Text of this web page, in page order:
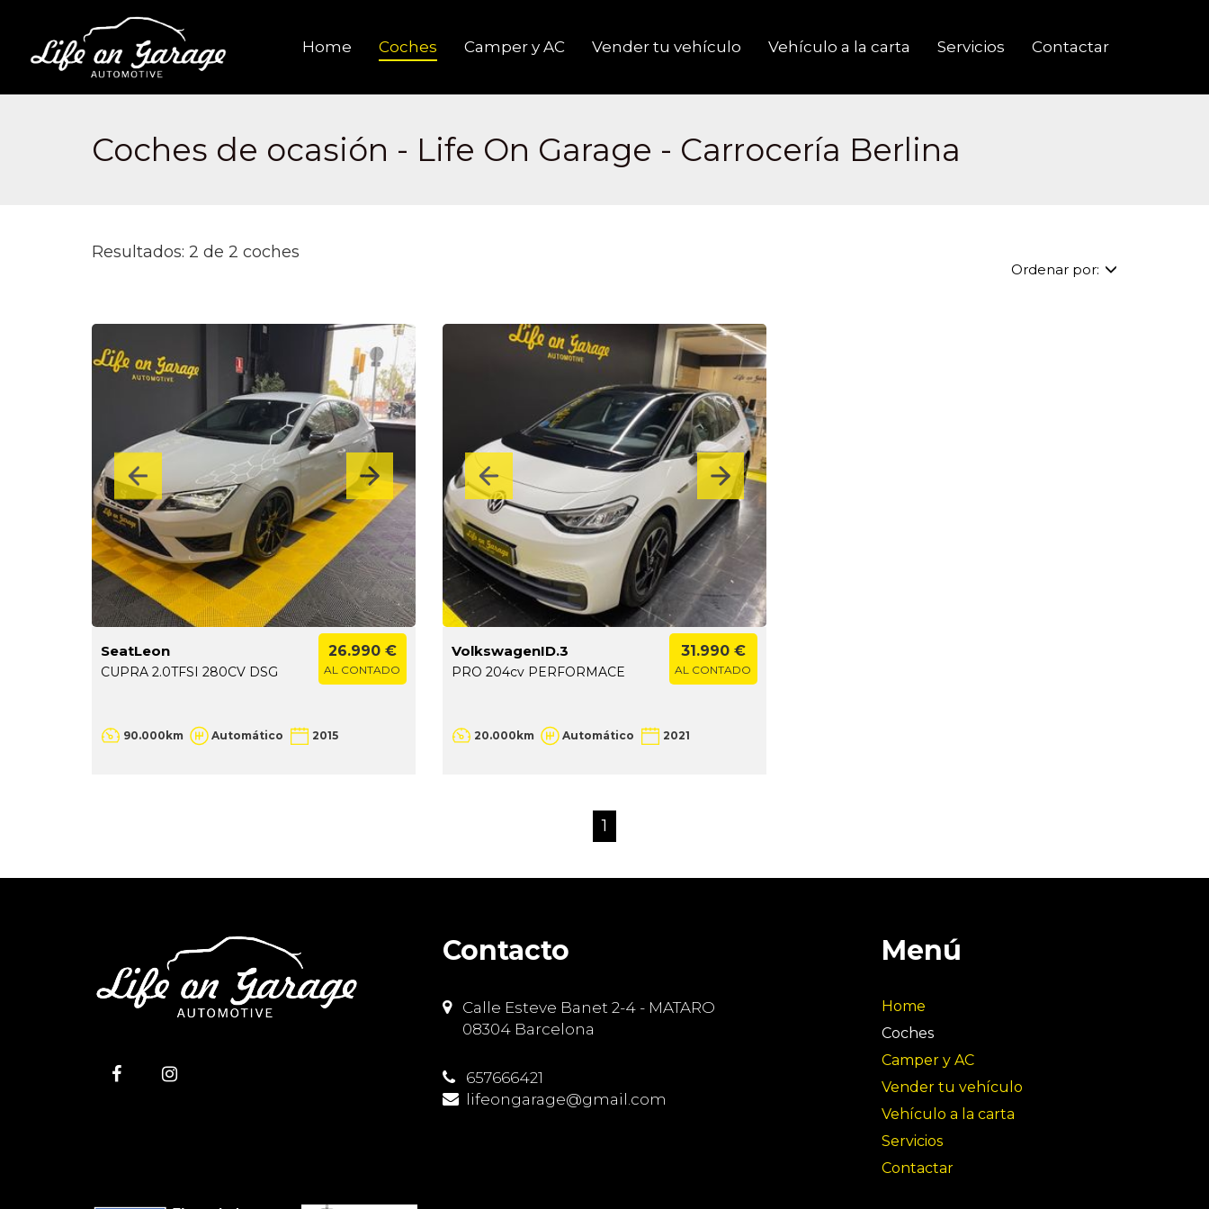
Home Coches Camper y AC Vender tu vehículo Vehículo a la carta Servicios Contactar
Coches de ocasión - Life On Garage - Carrocería Berlina
Resultados: 2 de 2 coches
Ordenar por:
SeatLeon
CUPRA 2.0TFSI 280CV DSG
26.990 €
AL CONTADO
90.000km Automático 2015
VolkswagenID.3
PRO 204cv PERFORMACE
31.990 €
AL CONTADO
20.000km Automático 2021
1
Contacto
Calle Esteve Banet 2-4 - MATARO
08304 Barcelona
657666421
lifeongarage@gmail.com
Menú
Home
Coches
Camper y AC
Vender tu vehículo
Vehículo a la carta
Servicios
Contactar